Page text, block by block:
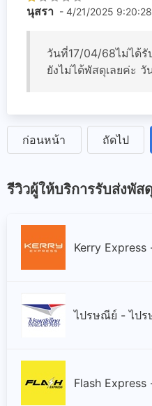
นุสรา - 4/21/2025 9:20:28
วันที่17/04/68ไม่ได้
ยังไม่ได้พัสดุเลยค่ะ
ก่อนหน้า ถัดไป
รีวิวผู้ให้บริการรับส่งพัส
Kerry Express
ไปรษณีย์ - ไป
Flash